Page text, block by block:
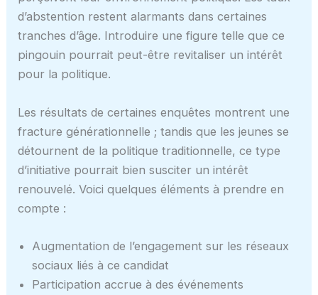
d’abstention restent alarmants dans certaines
tranches d’âge. Introduire une figure telle que ce
pingouin pourrait peut-être revitaliser un intérêt
pour la politique.
Les résultats de certaines enquêtes montrent une
fracture générationnelle ; tandis que les jeunes se
détournent de la politique traditionnelle, ce type
d’initiative pourrait bien susciter un intérêt
renouvelé. Voici quelques éléments à prendre en
compte :
Augmentation de l’engagement sur les réseaux
sociaux liés à ce candidat
Participation accrue à des événements